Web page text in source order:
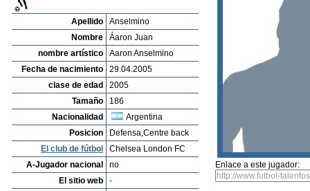
Apellido
Anselmino
Nombre
Áaron Juan
nombre artístico
Aaron Anselmino
Fecha de nacimiento
29.04.2005
clase de edad
2005
Tamaño
186
Nacionalidad
Argentina
Posicion
Defensa,Centre back
El club de fútbol
Chelsea London FC
A-Jugador nacional
no
El sitio web
-
Enlace a este jugador: